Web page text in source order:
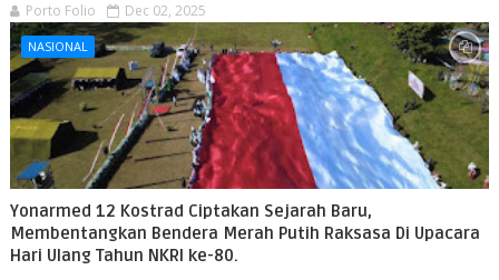
Porto Folio Dec 02, 2025
NASIONAL
Yonarmed 12 Kostrad Ciptakan Sejarah Baru,
Membentangkan Bendera Merah Putih Raksasa Di Upacara
Hari Ulang Tahun NKRI ke-80.